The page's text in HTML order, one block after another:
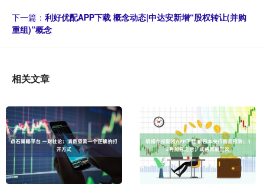
下一篇： 利好优配APP下载 概念动态|中达安新增“股权转让(并购
重组)”概念
相关文章